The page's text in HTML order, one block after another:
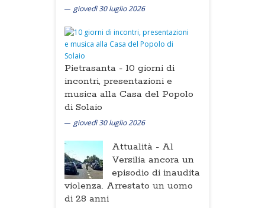
giovedì 30 luglio 2026
Pietrasanta - 10 giorni di
incontri, presentazioni e
musica alla Casa del Popolo
di Solaio
giovedì 30 luglio 2026
Attualità - Al
Versilia ancora un
episodio di inaudita
violenza. Arrestato un uomo
di 28 anni